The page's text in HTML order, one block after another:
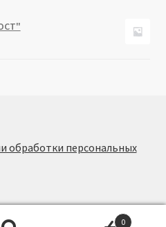
обработки персональных
0